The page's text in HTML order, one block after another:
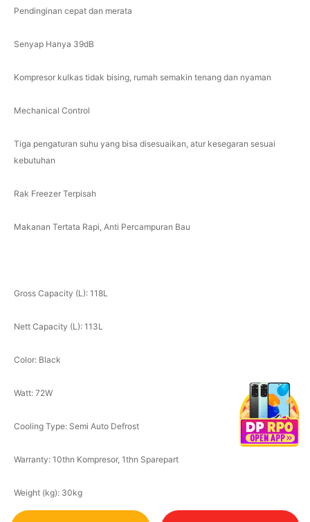
Pendinginan cepat dan merata
Senyap Hanya 39dB
Kompresor kulkas tidak bising, rumah semakin tenang dan nyaman
Mechanical Control
Tiga pengaturan suhu yang bisa disesuaikan, atur kesegaran sesuai
kebutuhan
Rak Freezer Terpisah
Makanan Tertata Rapi, Anti Percampuran Bau
Gross Capacity (L): 118L
Nett Capacity (L): 113L
Color: Black
Watt: 72W
Cooling Type: Semi Auto Defrost
Warranty: 10thn Kompresor, 1thn Sparepart
Weight (kg): 30kg